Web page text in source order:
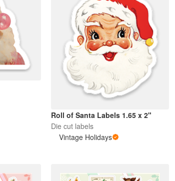
Roll of Santa Labels 1.65 x 2"
Die cut labels
Vintage Holidays